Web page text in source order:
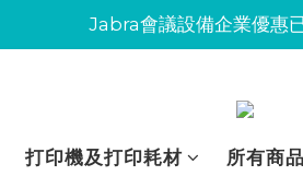
Jabra會議設備企業優惠
Jabra會議設備企業優惠
Jabra會議設備企業優惠
打印機及打印耗材
所有商品